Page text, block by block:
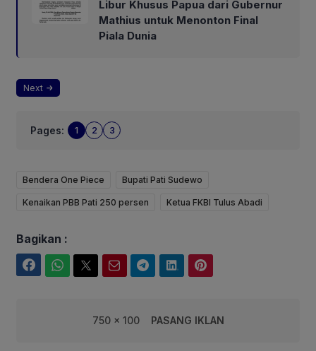
Libur Khusus Papua dari Gubernur
Mathius untuk Menonton Final
Piala Dunia
Next
Pages: 1 2 3
Bendera One Piece Bupati Pati Sudewo
Kenaikan PBB Pati 250 persen Ketua FKBI Tulus Abadi
Bagikan :
750 x 100 PASANG IKLAN